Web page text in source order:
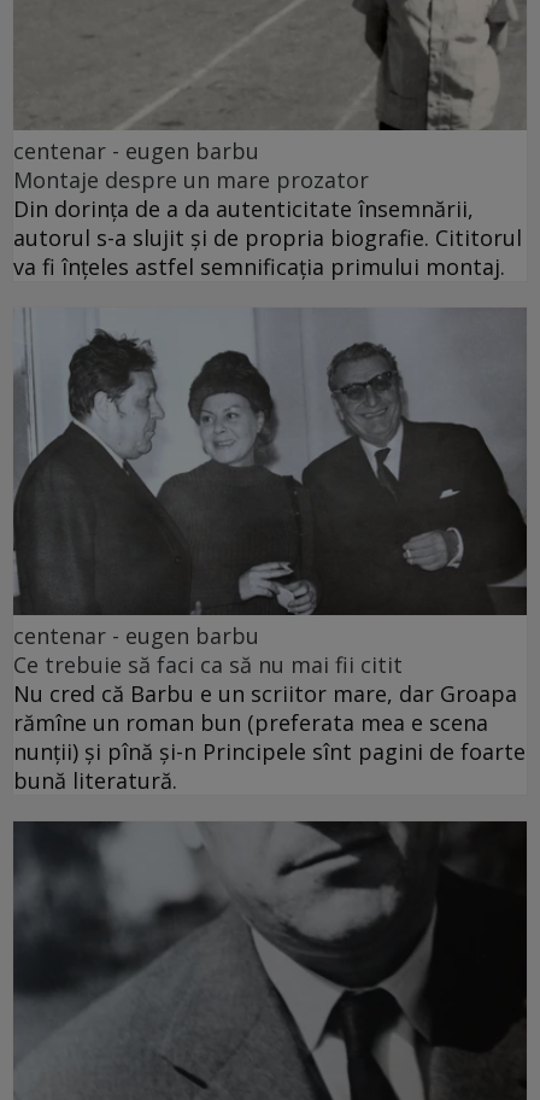
centenar - eugen barbu
Montaje despre un mare prozator
Din dorința de a da autenticitate însemnării,
autorul s-a slujit și de propria biografie. Cititorul
va fi înțeles astfel semnificația primului montaj.
centenar - eugen barbu
Ce trebuie să faci ca să nu mai fii citit
Nu cred că Barbu e un scriitor mare, dar Groapa
rămîne un roman bun (preferata mea e scena
nunții) și pînă și-n Principele sînt pagini de foarte
bună literatură.